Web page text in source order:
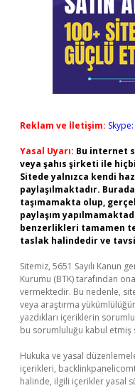
Reklam ve İletişim:
Yasal Uyarı: Bu internet
veya şahıs şirketi ile
Sitede yalnızca kendi
paylaşılmaktadır.
taşımamakta olup,
paylaşım
benzerlikleri tamamen
taslak halindedir ve
Sitemiz, 5651 Sayılı Kanun
Kurumu (BTK) tarafından
vermektedir. Bu nedenle,
veya araştırma
yazdıkları içeriklerin
bu sorumluluğu kabul etmiş
Hukuka ve yasal
içerikleri,
halinde, ilgili içerikler yasal